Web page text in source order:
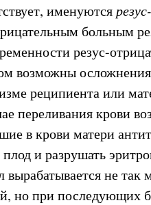
именуются
больным
резус-
возможны
реципиента или
переливания крови
в крови матери
и разрушать
вырабатывается не так
но при последующих